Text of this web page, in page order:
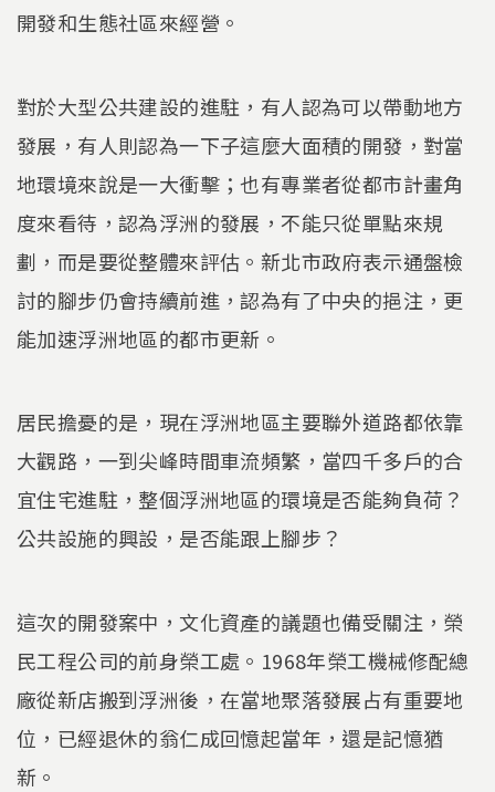
開發和生態社區來經營。
對於大型公共建設的進駐，有人認為可以帶動地方
發展，有人則認為一下子這麼大面積的開發，對當
地環境來說是一大衝擊；也有專業者從都市計畫角
度來看待，認為浮洲的發展，不能只從單點來規
劃，而是要從整體來評估。新北市政府表示通盤檢
討的腳步仍會持續前進，認為有了中央的挹注，更
能加速浮洲地區的都市更新。
居民擔憂的是，現在浮洲地區主要聯外道路都依靠
大觀路，一到尖峰時間車流頻繁，當四千多戶的合
宜住宅進駐，整個浮洲地區的環境是否能夠負荷？
公共設施的興設，是否能跟上腳步？
這次的開發案中，文化資產的議題也備受關注，榮
民工程公司的前身榮工處。1968年榮工機械修配總
廠從新店搬到浮洲後，在當地聚落發展占有重要地
位，已經退休的翁仁成回憶起當年，還是記憶猶
新。